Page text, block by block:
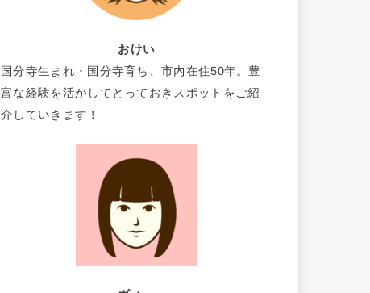
おけい
国分寺生まれ・国分寺育ち、市内在住50年。豊
富な経験を活かしてとっておきスポットをご紹
介していきます！